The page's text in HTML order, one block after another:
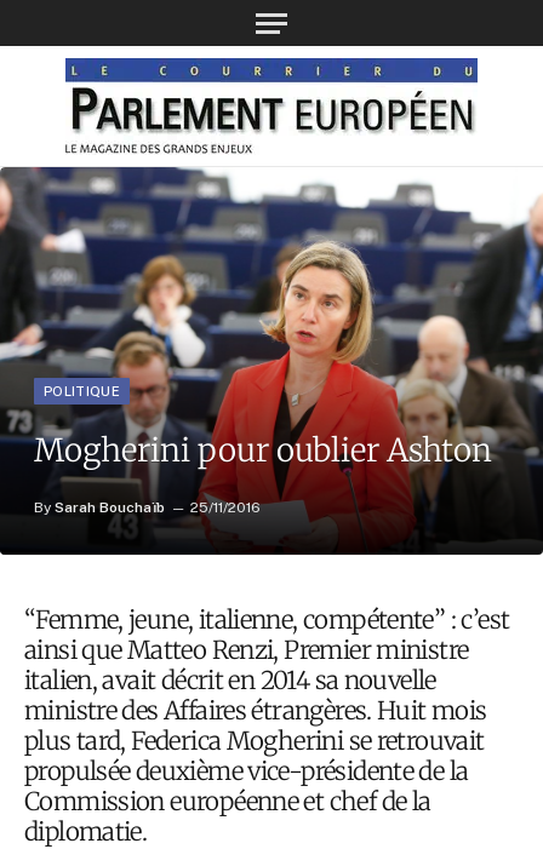
POLITIQUE
Mogherini pour oublier Ashton
By Sarah Bouchaïb 25/11/2016
“Femme, jeune, italienne, compétente” : c’est
ainsi que Matteo Renzi, Premier ministre
italien, avait décrit en 2014 sa nouvelle
ministre des Affaires étrangères. Huit mois
plus tard, Federica Mogherini se retrouvait
propulsée deuxième vice-présidente de la
Commission européenne et chef de la
diplomatie.